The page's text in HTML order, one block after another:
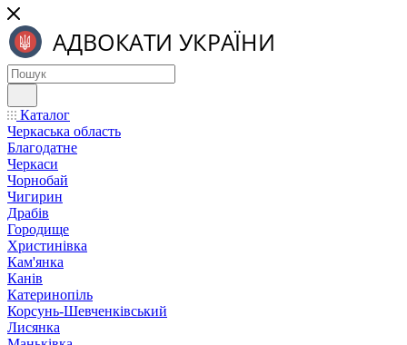
Каталог
Черкаська область
Благодатне
Черкаси
Чорнобай
Чигирин
Драбів
Городище
Христинівка
Кам'янка
Канів
Катеринопіль
Корсунь-Шевченківський
Лисянка